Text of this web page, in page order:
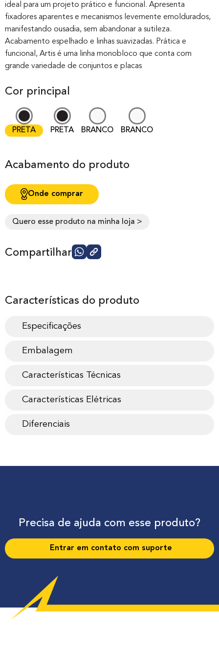
based on
customer
rating
ideal para um projeto prático e funcional. Apresenta
fixadores aparentes e mecanismos levemente emoldurados,
manifestando ousadia, sem abandonar a sutileza.
Acabamento espelhado e linhas suavizadas. Prática e
funcional, Artis é uma linha monobloco que conta com
grande variedade de conjuntos e placas
Cor principal
PRETA PRETA BRANCO BRANCO
Acabamento do produto
Onde comprar
Quero esse produto na minha loja >
Compartilhar
Características do produto
Especificações
Embalagem
Características Técnicas
Características Elétricas
Diferenciais
Precisa de ajuda com esse produto?
Entrar em contato com suporte